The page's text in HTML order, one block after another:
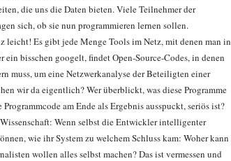
die uns die Daten bieten. Viele Teilnehmer der
sich, ob sie nun programmieren lernen sollen.
leicht! Es gibt jede Menge Tools im Netz, mit denen man in
bisschen googelt, findet Open-Source-Codes, in denen
muss, um eine Netzwerkanalyse der Beteiligten einer
wir da eigentlich? Wer überblickt, was diese Programme
am Ende als Ergebnis ausspuckt, seriös ist?
Wenn selbst die Entwickler intelligenter
wie ihr System zu welchem Schluss kam: Woher kann
wollen alles selbst machen? Das ist vermessen und